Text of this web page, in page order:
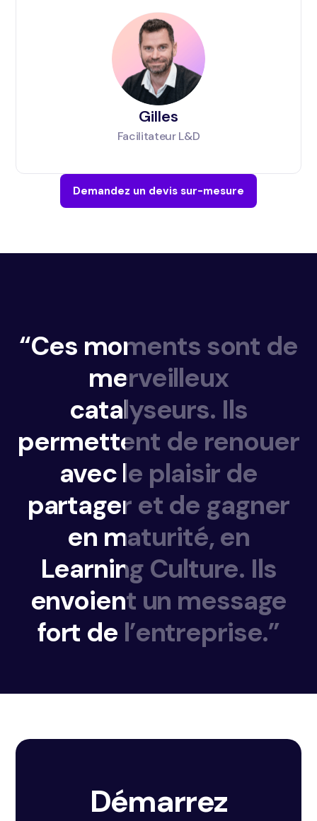
Gilles
Facilitateur L&D
Demandez un devis sur-mesure
“Ces moments sont de
merveilleux
catalyseurs. Ils
permettent de renouer
avecle plaisir de
partager et de gagner
en maturité,en
Learning Culture. Ils
envoient un message
fort de l’entreprise.”
Démarrez